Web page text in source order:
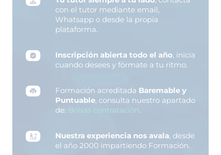
con el tutor mediante email,
Whatsapp o desde la propia
plataforma.
Inscripción abierta todo el año, inicia
cuando desees y fórmate a tu ritmo.
Formación acreditada Baremable y
Puntuable, consulta nuestro apartado
de: Bolsas contratación.
Nuestra experiencia nos avala, desde
el año 2000 impartiendo Formación.